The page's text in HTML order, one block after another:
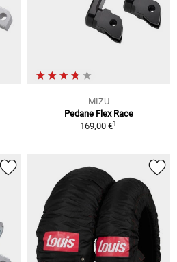
MIZU
Pedane Flex Race
169,00 €1